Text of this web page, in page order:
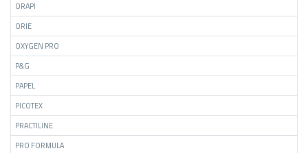
ORAPI
ORIE
OXYGEN PRO
P&G
PAPEL
PICOTEX
PRACTILINE
PRO FORMULA